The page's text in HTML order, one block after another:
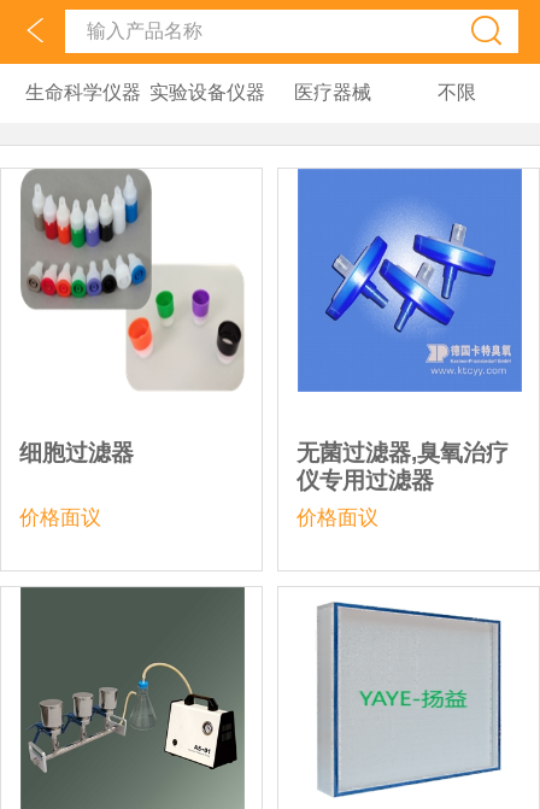
生命科学仪器 实验设备仪器 医疗器械 不限
细胞过滤器
价格面议
无菌过滤器,臭氧治疗
仪专用过滤器
价格面议